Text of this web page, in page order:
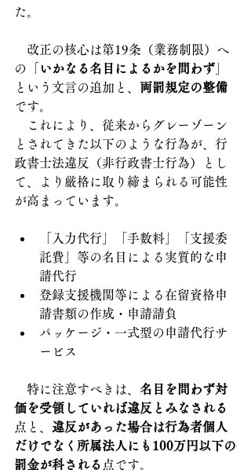
た。
改正の核心は第19条（業務制限）へ
の「
いかなる名目によるかを問わず
という文言の追加と、 両罰規定の整備
です。
これにより、従来からグレーゾーン
とされてきた以下のような行為が、行
政書士法違反（非行政書士行為）とし
て、より厳格に取り締まられる可能性
が高まっています。
「入力代行」「手数料」「支援委
託費」等の名目による実質的な申
請代行
登録支援機関等による在留資格申
請書類の作成・申請請負
パッケージ・一式型の申請代行サ
ービス
特に注意すべきは、 名目を問わず対
価を受領していれば違反とみなされる
点と、 違反があった場合は行為者個人
だけでなく所属法人にも100万円以下の
罰金が科される 点です。